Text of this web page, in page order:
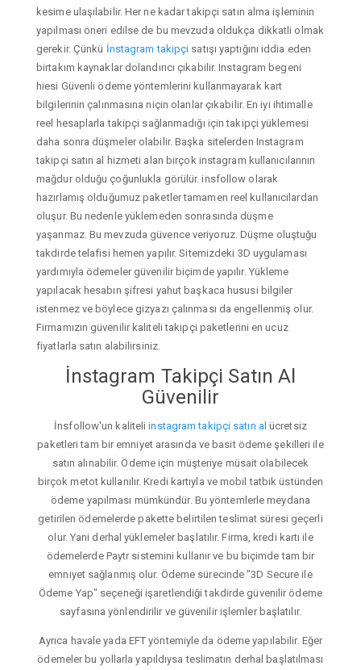
kesime ulaşılabilir. Her ne kadar takipçi satın alma işleminin
yapılması öneri edilse de bu mevzuda oldukça dikkatli olmak
gerekir. Çünkü İnstagram takipçi satışı yaptığını iddia eden
birtakım kaynaklar dolandırıcı çıkabilir. Instagram begeni
hiesi Güvenli ödeme yöntemlerini kullanmayarak kart
bilgilerinin çalınmasına niçin olanlar çıkabilir. En iyi ihtimalle
reel hesaplarla takipçi sağlanmadığı için takipçi yüklemesi
daha sonra düşmeler olabilir. Başka sitelerden Instagram
takipçi satın al hizmeti alan birçok instagram kullanıcılarının
mağdur olduğu çoğunlukla görülür. insfollow olarak
hazırlamış olduğumuz paketler tamamen reel kullanıcılardan
oluşur. Bu nedenle yüklemeden sonrasında düşme
yaşanmaz. Bu mevzuda güvence veriyoruz. Düşme oluştuğu
takdirde telafisi hemen yapılır. Sitemizdeki 3D uygulaması
yardımıyla ödemeler güvenilir biçimde yapılır. Yükleme
yapılacak hesabın şifresi yahut başkaca hususi bilgiler
istenmez ve böylece gizyazı çalınması da engellenmiş olur.
Firmamızın güvenilir kaliteli takipçi paketlerini en ucuz
fiyatlarla satın alabilirsiniz.
İnstagram Takipçi Satın Al
Güvenilir
İnsfollow'un kaliteliinstagram takipçi satın al ücretsiz
paketleri tam bir emniyet arasında ve basit ödeme şekilleri ile
satın alınabilir. Ödeme için müşteriye müsait olabilecek
birçok metot kullanılır. Kredi kartıyla ve mobil tatbik üstünden
ödeme yapılması mümkündür. Bu yöntemlerle meydana
getirilen ödemelerde pakette belirtilen teslimat süresi geçerli
olur. Yani derhal yüklemeler başlatılır. Firma, kredi kartı ile
ödemelerde Paytr sistemini kullanır ve bu biçimde tam bir
emniyet sağlanmış olur. Ödeme sürecinde "3D Secure ile
Ödeme Yap" seçeneği işaretlendiği takdirde güvenilir ödeme
sayfasına yönlendirilir ve güvenilir işlemler başlatılır.
Ayrıca havale yada EFT yöntemiyle da ödeme yapılabilir. Eğer
ödemeler bu yollarla yapıldıysa teslimatın derhal başlatılması